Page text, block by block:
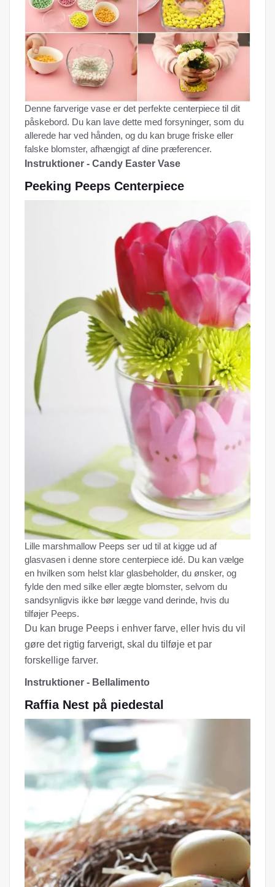
Denne farverige vase er det perfekte centerpiece til dit
påskebord. Du kan lave dette med forsyninger, som du
allerede har ved hånden, og du kan bruge friske eller
falske blomster, afhængigt af dine præferencer.
Instruktioner - Candy Easter Vase
Peeking Peeps Centerpiece
Lille marshmallow Peeps ser ud til at kigge ud af
glasvasen i denne store centerpiece idé. Du kan vælge
en hvilken som helst klar glasbeholder, du ønsker, og
fylde den med silke eller ægte blomster, selvom du
sandsynligvis ikke bør lægge vand derinde, hvis du
tilføjer Peeps.
Du kan bruge Peeps i enhver farve, eller hvis du vil
gøre det rigtig farverigt, skal du tilføje et par
forskellige farver.
Instruktioner - Bellalimento
Raffia Nest på piedestal